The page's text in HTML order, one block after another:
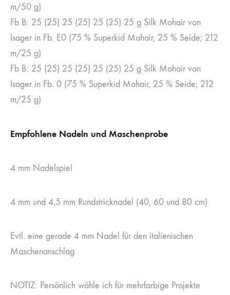
m/50 g)
Fb B: 25 (25) 25 (25) 25 (25) 25 g Silk Mohair von
Isager in Fb. E0 (75 % Superkid Mohair, 25 % Seide; 212
m/25 g)
Fb B: 25 (25) 25 (25) 25 (25) 25 g Silk Mohair von
Isager in Fb. 0 (75 % Superkid Mohair, 25 % Seide; 212
m/25 g)
Empfohlene Nadeln und Maschenprobe
4 mm Nadelspiel
4 mm und 4,5 mm Rundstricknadel (40, 60 und 80 cm)
Evtl. eine gerade 4 mm Nadel für den italienischen
Maschenanschlag
NOTIZ: Persönlich wähle ich für mehrfarbige Projekte